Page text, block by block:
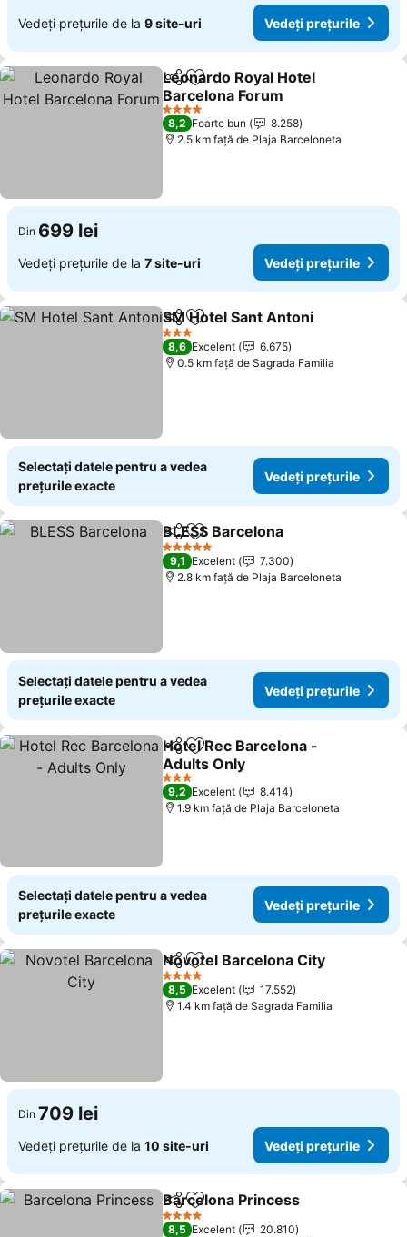
Vedeți prețurile de la 9 site-uri Vedeți prețurile
DistribuițiAdăugaţi la favorite
Leonardo Royal Hotel
Barcelona Forum
4 Stele
8,2 Foarte bun
8.258
2.5 km faţă de Plaja Barceloneta
Din 699 lei
Vedeți prețurile de la 7 site-uri Vedeți prețurile
DistribuițiAdăugaţi la favorite
SM Hotel Sant Antoni
3 Stele
8,6 Excelent
6.675
0.5 km faţă de Sagrada Familia
Selectați datele pentru a vedea
prețurile exacte
Vedeți prețurile
DistribuițiAdăugaţi la favorite
BLESS Barcelona
5 Stele
9,1 Excelent
7.300
2.8 km faţă de Plaja Barceloneta
Selectați datele pentru a vedea
prețurile exacte
Vedeți prețurile
DistribuițiAdăugaţi la favorite
Hotel Rec Barcelona -
Adults Only
3 Stele
9,2 Excelent
8.414
1.9 km faţă de Plaja Barceloneta
Selectați datele pentru a vedea
prețurile exacte
Vedeți prețurile
DistribuițiAdăugaţi la favorite
Novotel Barcelona City
4 Stele
8,5 Excelent
17.552
1.4 km faţă de Sagrada Familia
Din 709 lei
Vedeți prețurile de la 10 site-uri Vedeți prețurile
DistribuițiAdăugaţi la favorite
Barcelona Princess
4 Stele
8,5 Excelent
20.810